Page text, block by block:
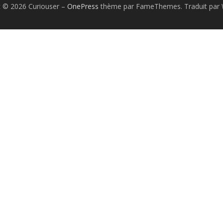
© 2026 Curiouser – OnePress thème par FameThemes. Traduit par